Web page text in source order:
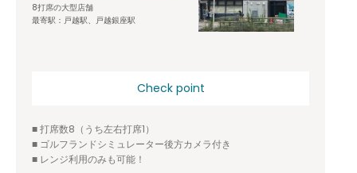
8打席の大型店舗
最寄駅：戸越駅、戸越銀座駅
Check point
■ 打席数8（うち左右打席1）
■ ゴルフランドシミュレーター後方カメラ付き
■ レンジ利用のみも可能！